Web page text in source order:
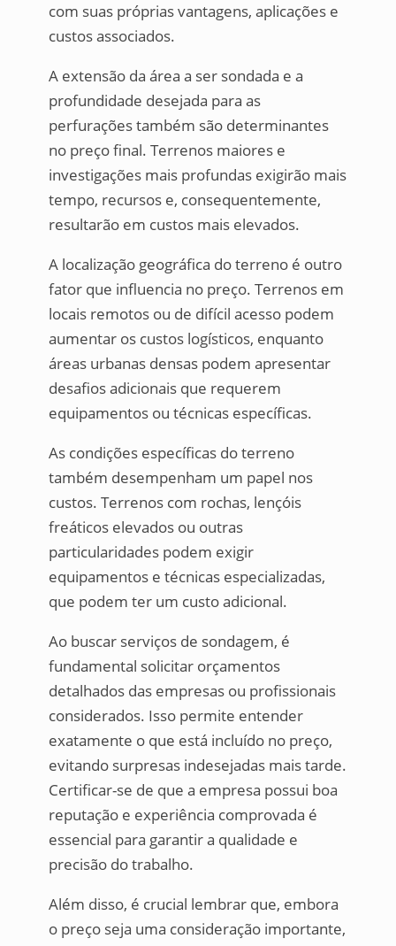
com suas próprias vantagens, aplicações e
custos associados.
A extensão da área a ser sondada e a
profundidade desejada para as
perfurações também são determinantes
no preço final. Terrenos maiores e
investigações mais profundas exigirão mais
tempo, recursos e, consequentemente,
resultarão em custos mais elevados.
A localização geográfica do terreno é outro
fator que influencia no preço. Terrenos em
locais remotos ou de difícil acesso podem
aumentar os custos logísticos, enquanto
áreas urbanas densas podem apresentar
desafios adicionais que requerem
equipamentos ou técnicas específicas.
As condições específicas do terreno
também desempenham um papel nos
custos. Terrenos com rochas, lençóis
freáticos elevados ou outras
particularidades podem exigir
equipamentos e técnicas especializadas,
que podem ter um custo adicional.
Ao buscar serviços de sondagem, é
fundamental solicitar orçamentos
detalhados das empresas ou profissionais
considerados. Isso permite entender
exatamente o que está incluído no preço,
evitando surpresas indesejadas mais tarde.
Certificar-se de que a empresa possui boa
reputação e experiência comprovada é
essencial para garantir a qualidade e
precisão do trabalho.
Além disso, é crucial lembrar que, embora
o preço seja uma consideração importante,